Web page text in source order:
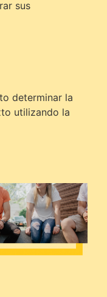
sus
determinar la
utilizando la